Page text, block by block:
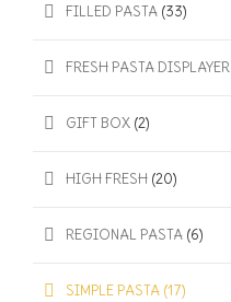
FILLED PASTA (33)
FRESH PASTA DISPLAYER
GIFT BOX (2)
HIGH FRESH (20)
REGIONAL PASTA (6)
SIMPLE PASTA (17)